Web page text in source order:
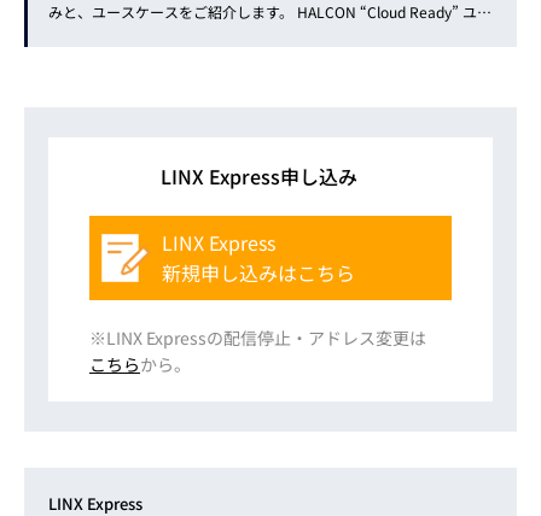
みと、ユースケースをご紹介します。 HALCON “Cloud Ready” ユー
LINX Express申し込み
LINX Express
新規申し込みはこちら
※LINX Expressの配信停止・アドレス変更は
こちらから。
LINX Express